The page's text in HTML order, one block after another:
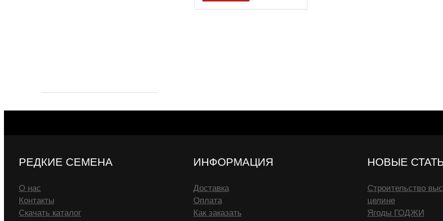
РЕДКИЕ СЕМЕНА
О нас
Контакты
Скачать каталог
ИНФОРМАЦИЯ
Доставка
Оплата
Как заказать
НОВЫЕ
Строительство
целине
Ягоды ГОДЖИ